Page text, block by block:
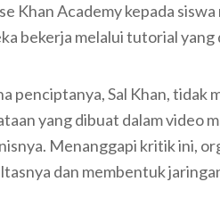
Khan Academy kepada
bekerja melalui tutorial
penciptanya, Sal Khan, tidak
yang dibuat dalam video
Menanggapi kritik ini,
dan membentuk